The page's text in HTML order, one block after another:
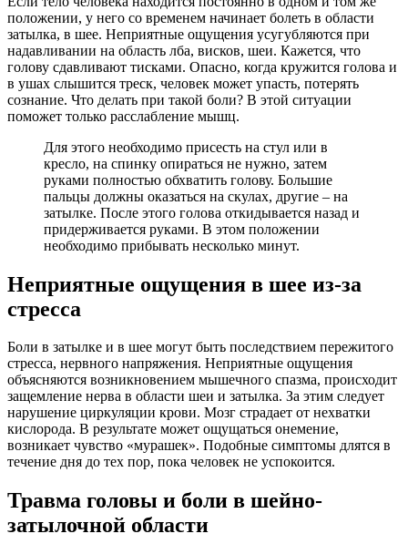
положении, у него со временем начинает болеть в области
затылка, в шее. Неприятные ощущения усугубляются при
надавливании на область лба, висков, шеи. Кажется, что
голову сдавливают тисками. Опасно, когда кружится голова и
в ушах слышится треск, человек может упасть, потерять
сознание. Что делать при такой боли? В этой ситуации
поможет только расслабление мышц.
Для этого необходимо присесть на стул или в
кресло, на спинку опираться не нужно, затем
руками полностью обхватить голову. Большие
пальцы должны оказаться на скулах, другие – на
затылке. После этого голова откидывается назад и
придерживается руками. В этом положении
необходимо прибывать несколько минут.
Неприятные ощущения в шее из-за
стресса
Боли в затылке и в шее могут быть последствием пережитого
стресса, нервного напряжения. Неприятные ощущения
объясняются возникновением мышечного спазма, происходит
защемление нерва в области шеи и затылка. За этим следует
нарушение циркуляции крови. Мозг страдает от нехватки
кислорода. В результате может ощущаться онемение,
возникает чувство «мурашек». Подобные симптомы длятся в
течение дня до тех пор, пока человек не успокоится.
Травма головы и боли в шейно-
затылочной области